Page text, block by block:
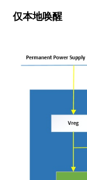
仅本地唤醒